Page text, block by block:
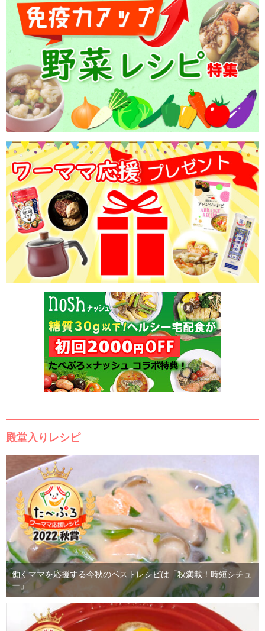
殿堂入りレシピ
働くママを応援する今秋のベストレシピは「秋満載！時短シチュ
ー」